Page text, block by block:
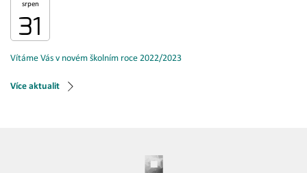
srpen
31
Vítáme Vás v novém školním roce 2022/2023
Více aktualit